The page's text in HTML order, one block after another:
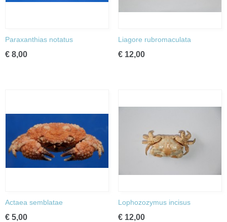
Paraxanthias notatus
€ 8,00
Liagore rubromaculata
€ 12,00
Actaea semblatae
€ 5,00
Lophozozymus incisus
€ 12,00